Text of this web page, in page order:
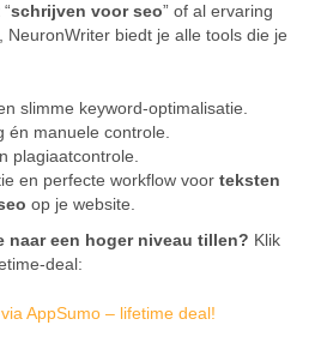
schrijven voor seo” of al ervaring
, NeuronWriter biedt je alle tools die je
slimme keyword-optimalisatie.
én manuele controle.
plagiaatcontrole.
en perfecte workflow voor teksten
op je website.
naar een hoger niveau tillen? Klik
deal:
AppSumo – lifetime deal!